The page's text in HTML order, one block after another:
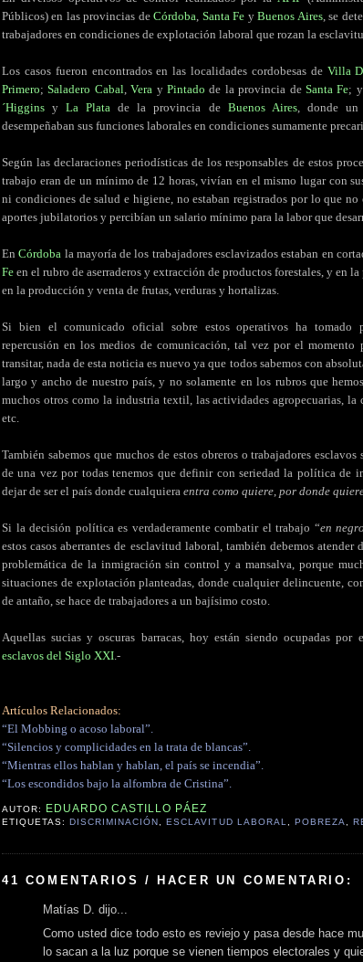
Públicos) en las provincias deCórdoba, Santa Fe yBuenos Aires, se
trabajadores en condiciones de explotación laboral que rozan la
Los casos fueron encontrados en las localidades cordobesas de Villa
Primero;Saladero Cabal,Vera yPintado de la provincia deSanta Fe;
´Higgins yLa Plata de la provincia de Buenos Aires, donde un
desempeñaban sus funciones laborales en condiciones sumamente
Según las declaraciones periodísticas de los responsables de estos
trabajo eran de un mínimo de 12 horas, vivían en el mismo lugar con
ni condiciones de salud e higiene, no estaban registrados por lo que
aportes jubilatorios y percibían un salario mínimo para la labor que
EnCórdoba la mayoría de los trabajadores esclavizados estaban en
Fe en el rubro de aserraderos y extracción de productos forestales, y en
en la producción y venta de frutas, verduras y hortalizas.
Si bien el comunicado oficial sobre estos operativos ha tomado
repercusión en los medios de comunicación, tal vez por el momento
transitar, nada de esta noticia es nuevo ya que todos sabemos con
largo y ancho de nuestro país, y no solamente en los rubros que
muchos otros como la industria textil, las actividades agropecuarias, la
etc.
También sabemos que muchos de estos obreros o trabajadores
de una vez por todas tenemos que definir con seriedad la política de
dejar de ser el país donde cualquiera entra como quiere, por donde
Si la decisión política es verdaderamente combatir el trabajo “en
estos casos aberrantes de esclavitud laboral, también debemos atender
problemática de la inmigración sin control y a mansalva, porque
situaciones de explotación planteadas, donde cualquier delincuente,
de antaño, se hace de trabajadores a un bajísimo costo.
Aquellas sucias y oscuras barracas, hoy están siendo ocupadas por
esclavos del Siglo XXI.-
Artículos Relacionados:
“El Mobbing o acoso laboral”.
“Silencios y complicidades en la trata de blancas”.
“Mientras ellos hablan y hablan, el país se incendia”.
“Los escondidos bajo la alfombra de Cristina”.
AUTOR: EDUARDO CASTILLO PÁEZ
ETIQUETAS:DISCRIMINACIÓN ,ESCLAVITUD LABORAL POBREZA
41 COMENTARIOS / HACER UN COMENTARIO:
Matías D. dijo...
Como usted dice todo esto es reviejo y pasa desde hace
lo sacan a la luz porque se vienen tiempos electorales y